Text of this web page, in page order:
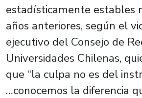
estadísticamente estables
años anteriores, según el
ejecutivo del Consejo de
Universidades Chilenas,
que “la culpa no es del
…conocemos la diferencia